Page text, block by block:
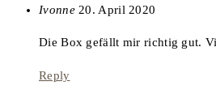
Ivonnesays:
20. April 2020
Die Box gefällt mir richtig gut.
Reply